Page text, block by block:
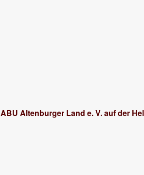
Altenburger Land e. V. auf der